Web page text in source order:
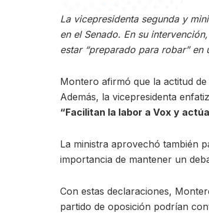
La vicepresidenta segunda y
en el Senado. En su
estar “preparado para robar”
Montero afirmó que la actitud
Además, la vicepresidenta
“Facilitan la labor a Vox y
La ministra aprovechó también
importancia de mantener un
Con estas declaraciones,
partido de oposición podrían